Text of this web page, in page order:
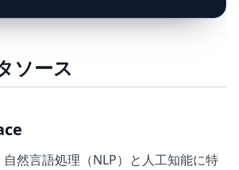
ソース
然言語処理（NLP）と人工知能に特